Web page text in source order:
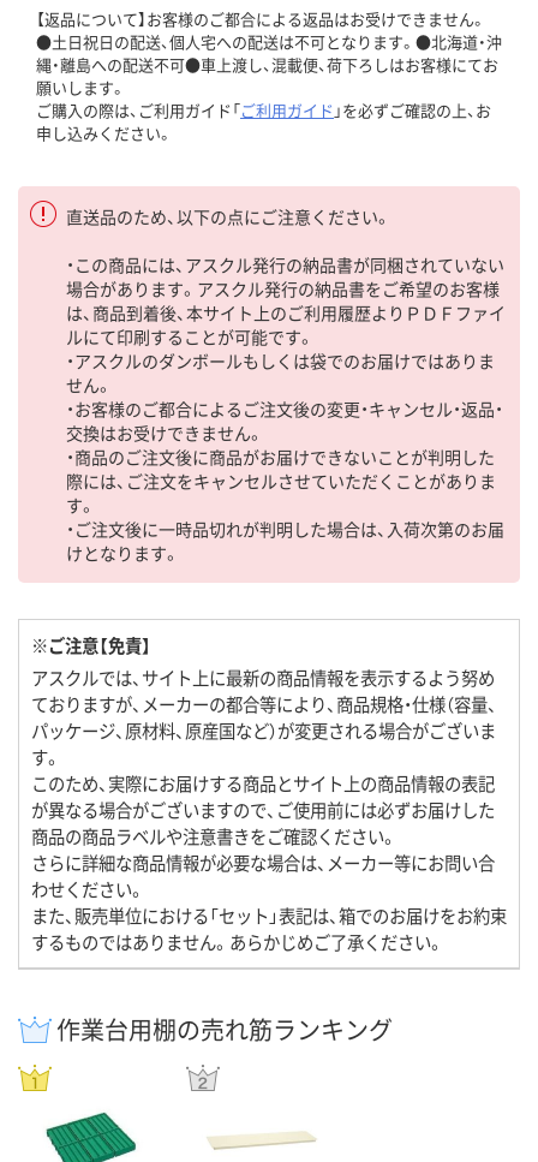
【返品について】お客様のご都合による返品はお受けできません。
●土日祝日の配送、個人宅への配送は不可となります。●北海道・沖
縄・離島への配送不可●車上渡し、混載便、荷下ろしはお客様にてお
願いします。
ご購入の際は、ご利用ガイド「ご利用ガイド 」を必ずご確認の上、お
申し込みください。
直送品のため、以下の点にご注意ください。
・この商品には、アスクル発行の納品書が同梱されていない
場合があります。アスクル発行の納品書をご希望のお客様
は、商品到着後、本サイト上のご利用履歴よりＰＤＦファイ
ルにて印刷することが可能です。
・アスクルのダンボールもしくは袋でのお届けではありま
せん。
・お客様のご都合によるご注文後の変更・キャンセル・返品・
交換はお受けできません。
・商品のご注文後に商品がお届けできないことが判明した
際には、ご注文をキャンセルさせていただくことがありま
す。
・ご注文後に一時品切れが判明した場合は、入荷次第のお届
けとなります。
※ご注意【免責】
アスクルでは、サイト上に最新の商品情報を表示するよう努め
ておりますが、メーカーの都合等により、商品規格・仕様（容量、
パッケージ、原材料、原産国など）が変更される場合がございま
す。
このため、実際にお届けする商品とサイト上の商品情報の表記
が異なる場合がございますので、ご使用前には必ずお届けした
商品の商品ラベルや注意書きをご確認ください。
さらに詳細な商品情報が必要な場合は、メーカー等にお問い合
わせください。
また、販売単位における「セット」表記は、箱でのお届けをお約束
するものではありません。あらかじめご了承ください。
作業台用棚の売れ筋ランキング